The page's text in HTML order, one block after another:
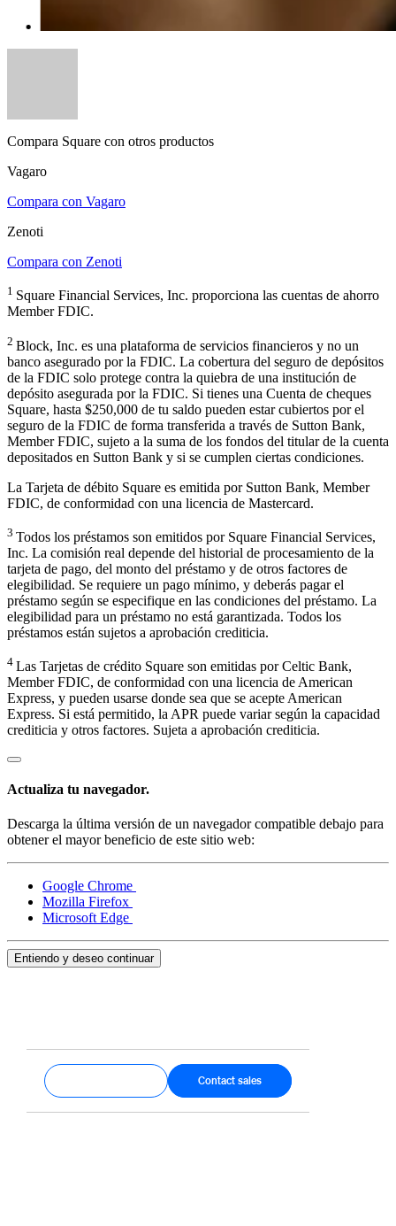
Contact sales
Compara Square con otros productos
Vagaro
Compara con Vagaro
Zenoti
Compara con Zenoti
1 Square Financial Services, Inc. proporciona las cuentas de ahorro
Member FDIC.
2 Block, Inc. es una plataforma de servicios financieros y no un
banco asegurado por la FDIC. La cobertura del seguro de depósitos
de la FDIC solo protege contra la quiebra de una institución de
depósito asegurada por la FDIC. Si tienes una Cuenta de cheques
Square, hasta $250,000 de tu saldo pueden estar cubiertos por el
seguro de la FDIC de forma transferida a través de Sutton Bank,
Member FDIC, sujeto a la suma de los fondos del titular de la cuenta
depositados en Sutton Bank y si se cumplen ciertas condiciones.
La Tarjeta de débito Square es emitida por Sutton Bank, Member
FDIC, de conformidad con una licencia de Mastercard.
3 Todos los préstamos son emitidos por Square Financial Services,
Inc. La comisión real depende del historial de procesamiento de la
tarjeta de pago, del monto del préstamo y de otros factores de
elegibilidad. Se requiere un pago mínimo, y deberás pagar el
préstamo según se especifique en las condiciones del préstamo. La
elegibilidad para un préstamo no está garantizada. Todos los
préstamos están sujetos a aprobación crediticia.
4 Las Tarjetas de crédito Square son emitidas por Celtic Bank,
Member FDIC, de conformidad con una licencia de American
Express, y pueden usarse donde sea que se acepte American
Express. Si está permitido, la APR puede variar según la capacidad
crediticia y otros factores. Sujeta a aprobación crediticia.
Actualiza tu navegador.
Descarga la última versión de un navegador compatible debajo para
obtener el mayor beneficio de este sitio web:
Google Chrome
Mozilla Firefox
Microsoft Edge
Entiendo y deseo continuar